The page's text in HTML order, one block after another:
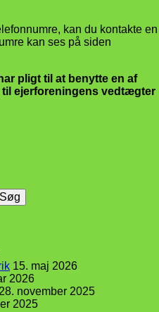
kan du kontakte en
kan ses på siden
pligt til at benytte en af
ejerforeningens vedtægter
15. maj 2026
2026
november 2025
2025